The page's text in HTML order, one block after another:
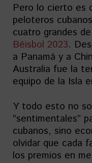
Pero lo cierto es
peloteros
cuatro grandes
Béisbol 2023.
a Panamá y a
Australia fue la
equipo de la Isla
Y todo esto no
“sentimentales”
cubanos, sino
olvidar que cada
los premios en